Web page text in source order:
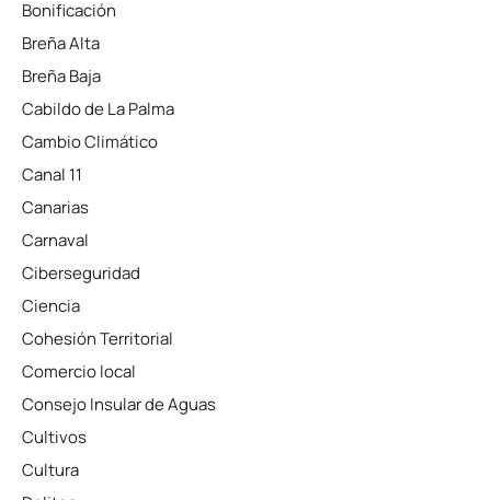
Bonificación
Breña Alta
Breña Baja
Cabildo de La Palma
Cambio Climático
Canal 11
Canarias
Carnaval
Ciberseguridad
Ciencia
Cohesión Territorial
Comercio local
Consejo Insular de Aguas
Cultivos
Cultura